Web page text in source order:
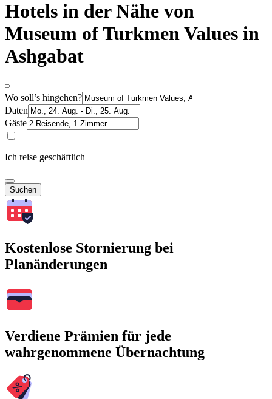
Hotels in der Nähe von
Museum of Turkmen Values in
Ashgabat
Wo soll’s hingehen?
Daten
Gäste
Ich reise geschäftlich
Suchen
Kostenlose Stornierung bei
Planänderungen
Verdiene Prämien für jede
wahrgenommene Übernachtung